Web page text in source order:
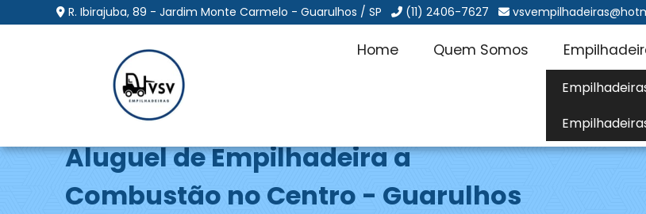
R. Ibirajuba, 89 - Jardim Monte Carmelo - Guarulhos / SP (11) 2406-7627
Home Quem Somos
Aluguel de Empilhadeira a
Combustão no Centro - Guarulhos